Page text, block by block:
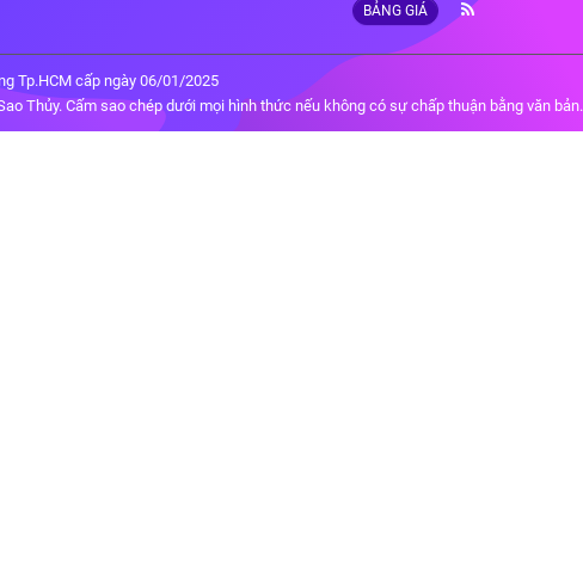
BẢNG GIÁ
Tp.HCM cấp ngày 06/01/2025
Thủy. Cấm sao chép dưới mọi hình thức nếu không có sự chấp thuận bằng văn bản.